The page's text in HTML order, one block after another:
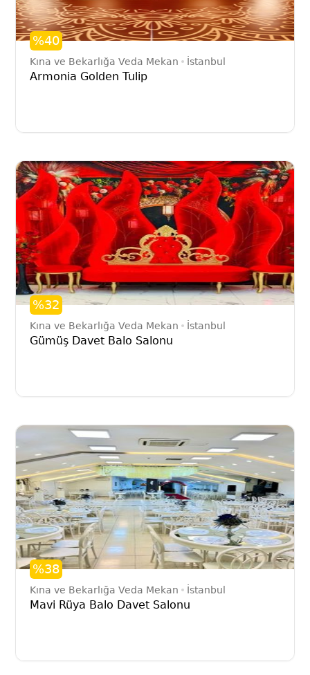
%40
Kına ve Bekarlığa Veda Mekan İstanbul
Armonia Golden Tulip
%32
Kına ve Bekarlığa Veda Mekan İstanbul
Gümüş Davet Balo Salonu
%38
Kına ve Bekarlığa Veda Mekan İstanbul
Mavi Rüya Balo Davet Salonu